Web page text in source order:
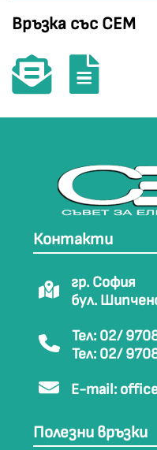
Връзка със СЕМ
Контакти
гр. София
бул.
Тел: 02/
Тел: 02/
E-mail:
Полезни връзки